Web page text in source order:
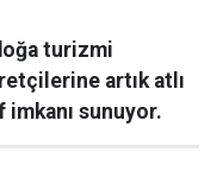
turizmi
artık atlı
imkanı sunuyor.